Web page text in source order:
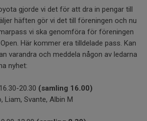
gjorde vi det för att dra in pengar till
häften gör vi det till föreningen och nu
vi ska genomföra för föreningen
Här kommer era tilldelade pass. Kan
varandra och meddela någon av ledarna
nyhet:
20.30 (samling 16.00)
Liam, Svante, Albin M